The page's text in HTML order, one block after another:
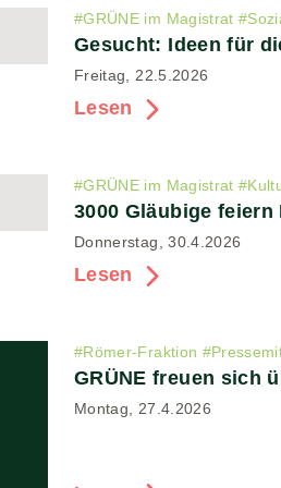
#GRÜNE im Magistrat #
Gesucht: Ideen für
Freitag, 22.5.2026
Lesen
#GRÜNE im Magistrat #
3000 Gläubige
Donnerstag, 30.4.2026
Lesen
#Römer-Fraktion #
GRÜNE freuen sich
Montag, 27.4.2026